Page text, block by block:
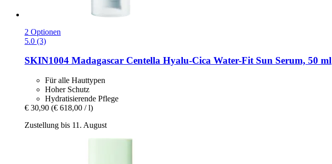
2 Optionen
5.0 (3)
SKIN1004 Madagascar Centella Hyalu-​Cica Water-​Fit Sun Serum, 50 ml
Für alle Hauttypen
Hoher Schutz
Hydratisierende Pflege
€ 30,90 (€ 618,00 / l)
Zustellung bis 11. August